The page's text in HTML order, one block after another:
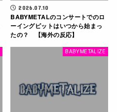
2026.07.10
BABYMETALのコンサートでのロ
ーイングピットはいつから始まっ
たの？ 【海外の反応】
BABYMETALIZE